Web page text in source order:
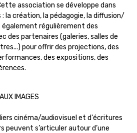
association se développe dans
la création, la pédagogie, la diffusion/
également régulièrement des
des partenaires (galeries, salles de
pour offrir des projections, des
des expositions, des
IMAGES
cinéma/audiovisuel et d'écritures
peuvent s’articuler autour d’une